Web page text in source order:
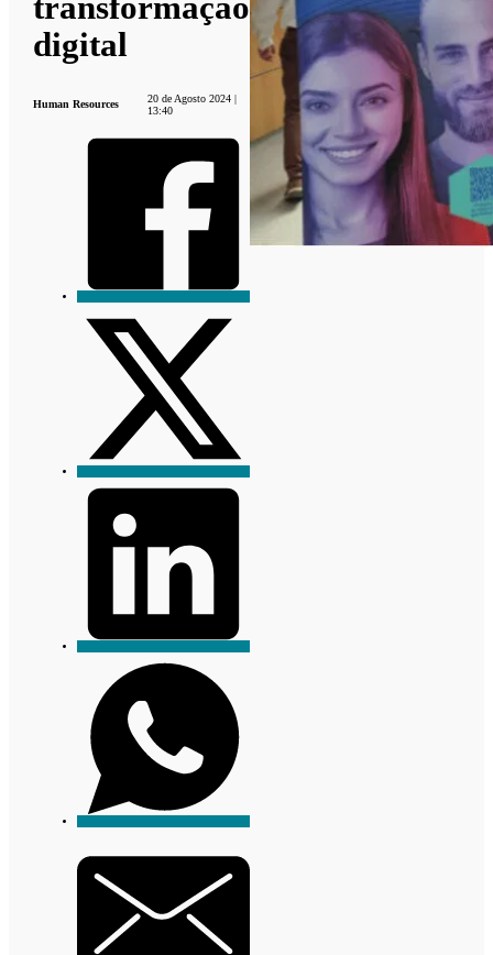
digital
Human Resources
20 de Agosto 2024 |
13:40